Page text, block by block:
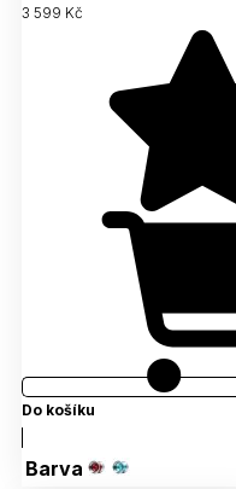
3 599 Kč
Do košíku
Barva